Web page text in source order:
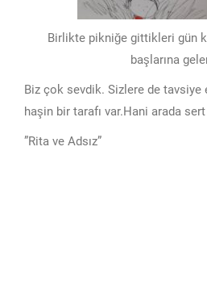
Birlikte pikniğe gittikleri gün
başlarına
Biz çok sevdik. Sizlere de tavsiye
haşin bir tarafı var.Hani arada
”Rita ve Adsız”